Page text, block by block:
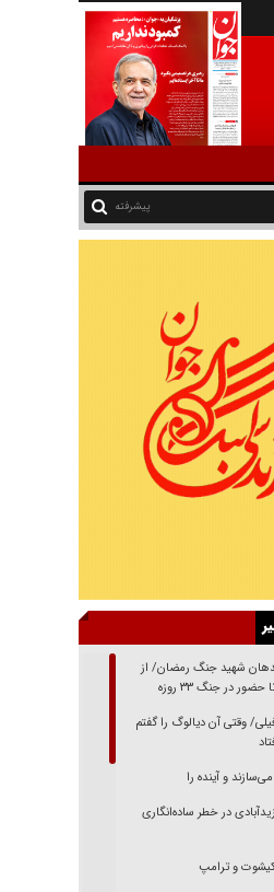
پیشرفته
شهید جنگ رمضان/ از
وقتی آن دیالوگ را گفتم
می‌سازند و آینده را
در خطر ساده‌انگاری
و ترامپ